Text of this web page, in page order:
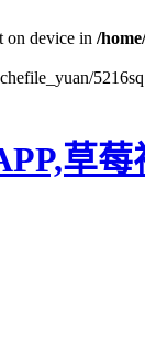
on device in /
草